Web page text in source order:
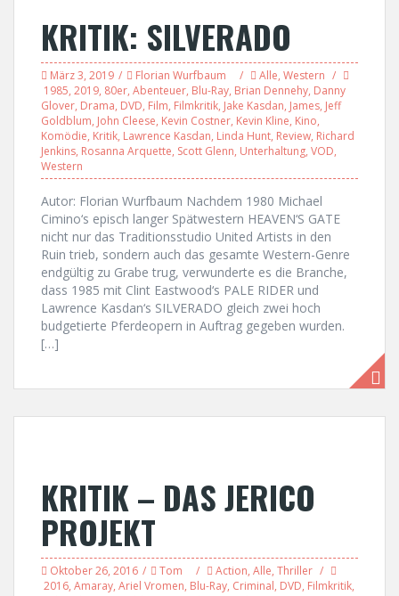
KRITIK: SILVERADO
März 3, 2019 Florian Wurfbaum Alle, Western
1985, 2019, 80er, Abenteuer, Blu-Ray, Brian Dennehy, Danny
Glover, Drama, DVD, Film, Filmkritik, Jake Kasdan, James, Jeff
Goldblum, John Cleese, Kevin Costner, Kevin Kline, Kino,
Komödie, Kritik, Lawrence Kasdan, Linda Hunt, Review, Richard
Jenkins, Rosanna Arquette, Scott Glenn, Unterhaltung, VOD,
Western
Autor: Florian Wurfbaum Nachdem 1980 Michael
Cimino‘s episch langer Spätwestern HEAVEN‘S GATE
nicht nur das Traditionsstudio United Artists in den
Ruin trieb, sondern auch das gesamte Western-Genre
endgültig zu Grabe trug, verwunderte es die Branche,
dass 1985 mit Clint Eastwood‘s PALE RIDER und
Lawrence Kasdan‘s SILVERADO gleich zwei hoch
budgetierte Pferdeopern in Auftrag gegeben wurden.
[…]
KRITIK – DAS JERICO
PROJEKT
Oktober 26, 2016 Tom Action, Alle, Thriller
2016, Amaray, Ariel Vromen, Blu-Ray, Criminal, DVD, Filmkritik,